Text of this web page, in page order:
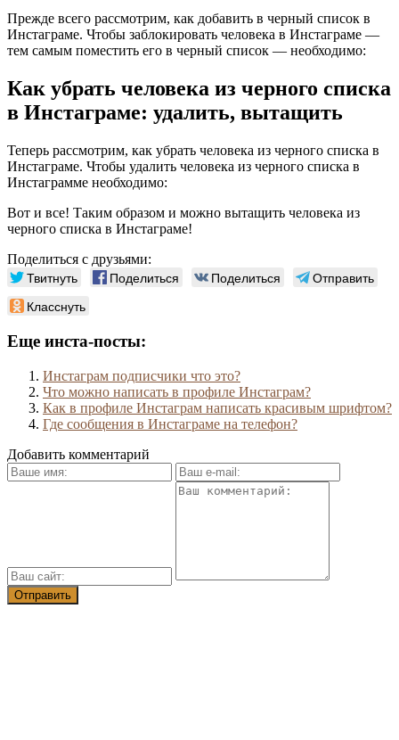
Прежде всего рассмотрим, как добавить в черный список в
Инстаграме. Чтобы заблокировать человека в Инстаграме —
тем самым поместить его в черный список — необходимо:
Как убрать человека из черного списка
в Инстаграме: удалить, вытащить
Теперь рассмотрим, как убрать человека из черного списка в
Инстаграме. Чтобы удалить человека из черного списка в
Инстаграмме необходимо:
Вот и все! Таким образом и можно вытащить человека из
черного списка в Инстаграме!
Поделиться с друзьями:
Твитнуть Поделиться Поделиться
Отправить
Класснуть
Еще инста-посты:
Инстаграм подписчики что это?
Что можно написать в профиле Инстаграм?
Как в профиле Инстаграм написать красивым шрифтом?
Где сообщения в Инстаграме на телефон?
Добавить комментарий